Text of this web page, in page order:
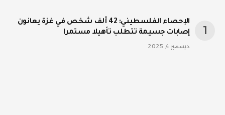
الإحصاء الفلسطيني: 42 ألف شخص في غزة يعانون
إصابات جسيمة تتطلب تأهيلا مستمرا
ديسمبر 4, 2025